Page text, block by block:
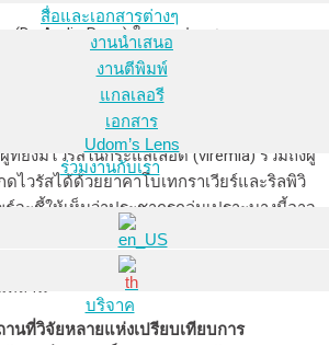
สื่อและเอกสารต่างๆ
งานนำเสนอ
งานตีพิมพ์
แกลเลอรี
เอกสาร
Udom’s Lens
ร่วมงานกับเรา
บริจาค
(Dr. Aadia Rana) ในการประชุมครอย
Pebody ใน nam aidsmap
รัสชนิดฉีดที่ออกฤทธิ์นานอาจช่วยให้ก้าวไป
ละผู้นำอื่นๆเสนองานวิจัยในการประชุมครอย
ที่ยังมีไวรัสในกระแสเลือด (viremia) รวมถึงผู้
ไวรัสได้ด้วยยาคาโบเทกราเวียร์และริลพิวิ
ะชี้ให้เห็นว่าประชากรกลุ่มเปราะบางนี้อาจ
งมากจากการรักษาด้วยยาต้านไวรัสรูปแบบ
กและแนวทางปฏิบัติทางการแพทย์ในปัจจุบัน
หล่านี้
านที่วิจัยหลายแห่งเปรียบเทียบการ